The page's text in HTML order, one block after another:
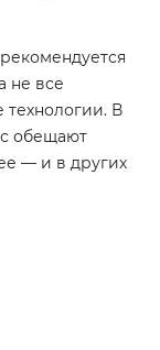
не все
В
обещают
— и в других